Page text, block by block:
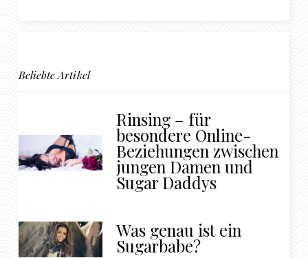
Beliebte Artikel
Rinsing – für
besondere Online-
Beziehungen zwischen
jungen Damen und
Sugar Daddys
Was genau ist ein
Sugarbabe?